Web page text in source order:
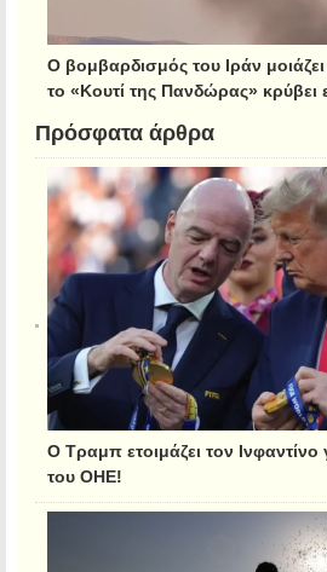
Ο βομβαρδισμός του Ιράν
το «Κουτί της Πανδώρας» κρύβει
Πρόσφατα άρθρα
Ο Τραμπ ετοιμάζει τον Ινφαντίνο
του ΟΗΕ!